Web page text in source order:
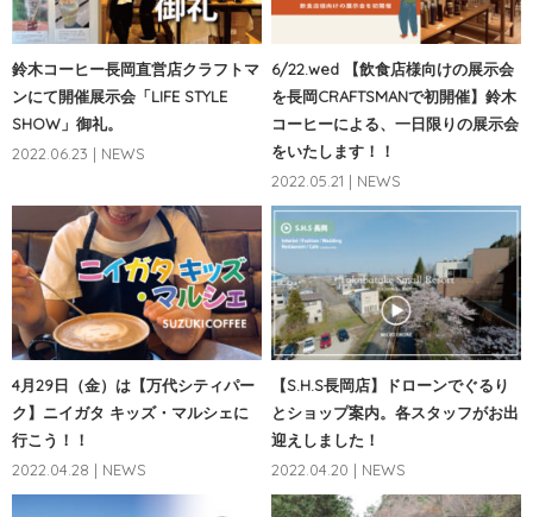
鈴木コーヒー長岡直営店クラフトマ
ンにて開催展示会「LIFE STYLE
SHOW」御礼。
2022.06.23 | NEWS
6/22.wed 【飲食店様向けの展示会
を長岡CRAFTSMANで初開催】鈴木
コーヒーによる、一日限りの展示会
をいたします！！
2022.05.21 | NEWS
4月29日（金）は【万代シティパー
ク】ニイガタ キッズ・マルシェに
行こう！！
2022.04.28 | NEWS
【S.H.S長岡店】ドローンでぐるり
とショップ案内。各スタッフがお出
迎えしました！
2022.04.20 | NEWS